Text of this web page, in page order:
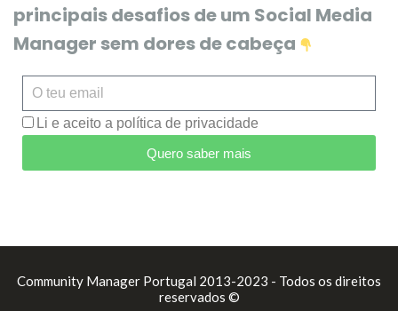
principais desafios de um Social Media
Manager sem dores de cabeça
Li e aceito a política de privacidade
Quero saber mais
Community Manager Portugal 2013-2023 - Todos os direitos
reservados ©